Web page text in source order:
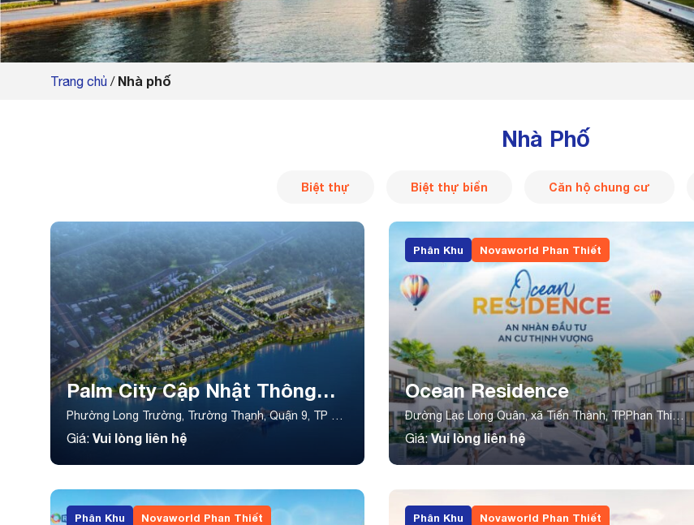
Trang chủ / Nhà phố
Nhà Phố
Biệt thự Biệt thự biển Căn hộ chung cư
Palm City Cập Nhật Thông
Tin Bảng Giá Mới Nhất 2026
Phường Long Trường, Trường Thạnh, Quận 9, TP Hồ
Chí Minh
Giá: Vui lòng liên hệ
Phân Khu Novaworld Phan Thiết
Ocean Residence
Đường Lạc Long Quân, xã Tiến Thành, TP.Phan Thiết,
tỉnh Bình Thuận
Giá:Vui lòng liên hệ
Phân Khu Novaworld Phan Thiết Phân Khu Novaworld Phan Thiết